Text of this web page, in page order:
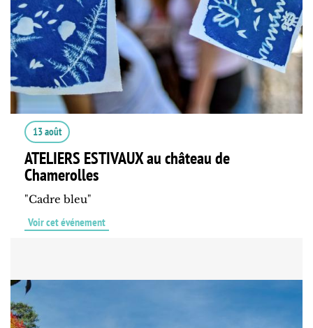
13 août
ATELIERS ESTIVAUX au château de
Chamerolles
"Cadre bleu"
Voir cet événement